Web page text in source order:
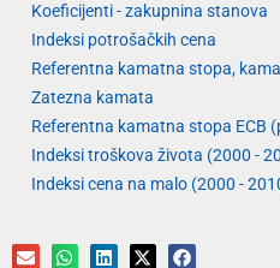
Koeficijenti - zakupnina stanova
Indeksi potrošačkih cena
Referentna kamatna stopa,
Zatezna kamata
Referentna kamatna stopa ECB
Indeksi troškova života (2000 -
Indeksi cena na malo (2000 -